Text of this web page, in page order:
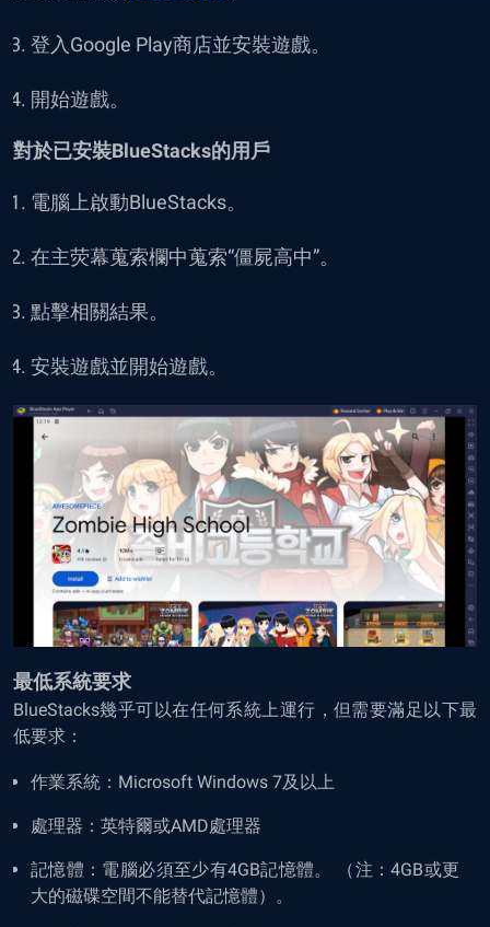
登入Google Play商店並安裝遊戲。
開始遊戲。
對於已安裝BlueStacks的用戶
電腦上啟動BlueStacks。
在主荧幕蒐索欄中蒐索“僵屍高中”。
點擊相關結果。
安裝遊戲並開始遊戲。
最低系統要求
BlueStacks幾乎可以在任何系統上運行，但需要滿足以下最
低要求：
作業系統：Microsoft Windows 7及以上
處理器：英特爾或AMD處理器
記憶體：電腦必須至少有4GB記憶體。 （注：4GB或更
大的磁碟空間不能替代記憶體）。